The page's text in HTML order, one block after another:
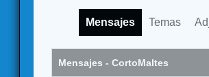
Mensajes Temas
Mensajes - CortoMaltes